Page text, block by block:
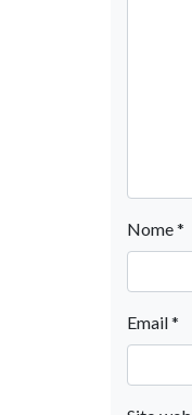
Nome*
Email*